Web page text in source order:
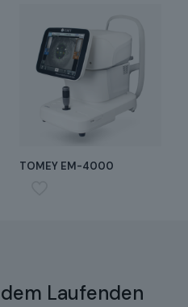
TOMEY EM-4000
Laufenden